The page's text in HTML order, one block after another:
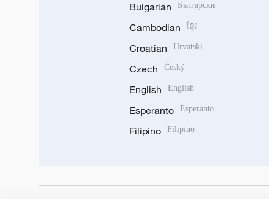
Bulgarian Български
Cambodian ខ្មែរ
Croatian Hrvatski
Czech Český
English English
Esperanto Esperanto
Filipino Filipino